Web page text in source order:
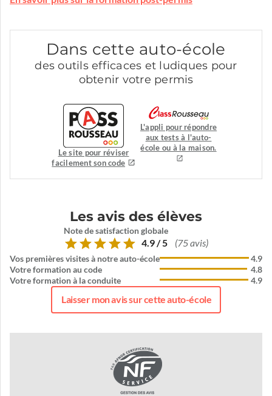
Dans cette auto-école
des outils efficaces et ludiques pour
obtenir votre permis
Le site pour réviser
facilement son code
L'appli pour répondre
aux tests à l'auto-
école ou à la maison.
Les avis des élèves
Note de satisfaction globale
4.9 / 5 (75 avis)
Vos premières visites à notre auto-école
Votre formation au code
Votre formation à la conduite
4.9
4.8
4.9
Laisser mon avis sur cette auto-école